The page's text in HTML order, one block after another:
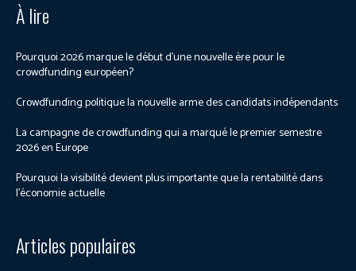
À lire
Pourquoi 2026 marque le début d’une nouvelle ère pour le
crowdfunding européen?
Crowdfunding politique la nouvelle arme des candidats indépendants
La campagne de crowdfunding qui a marqué le premier semestre
2026 en Europe
Pourquoi la visibilité devient plus importante que la rentabilité dans
l’économie actuelle
Articles populaires